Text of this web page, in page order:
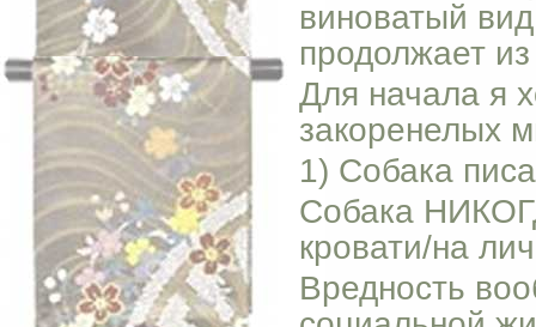
виноватый
продолжает
Для начала я
закоренелых
1) Собака
Собака
кровати/на
Вредность